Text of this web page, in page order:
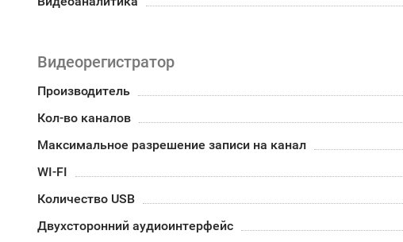
Видеорегистратор
Производитель
Кол-во каналов
Максимальное разрешение записи на канал
WI-FI
Количество USB
Двухсторонний аудиоинтерфейс